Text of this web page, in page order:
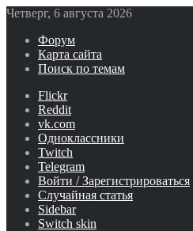
Четверг, 6 августа 2026
Форум
Карта сайта
Поиск по темам
Flickr
Reddit
vk.com
Одноклассники
Twitch
Telegram
Войти / Зарегистрироваться
Случайная статья
Sidebar
Switch skin